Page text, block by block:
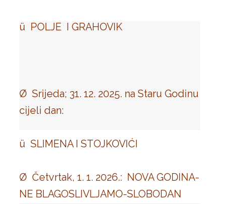
ü POLJE I GRAHOVIK
Ø Srijeda; 31. 12. 2025. na Staru Godinu
cijeli dan:
ü SLIMENA I STOJKOVIĆI
Ø Četvrtak, 1. 1. 2026.: NOVA GODINA-
NE BLAGOSLIVLJAMO-SLOBODAN